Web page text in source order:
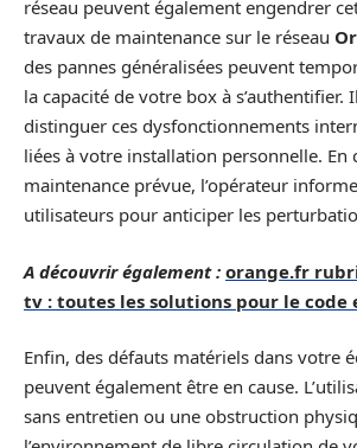
réseau peuvent également engendrer
travaux de maintenance sur le réseau
des pannes généralisées peuvent
la capacité de votre box à s’authentifier.
distinguer ces dysfonctionnements
liées à votre installation personnelle. En
maintenance prévue, l’opérateur
utilisateurs pour anticiper les
A découvrir également : orange.fr
tv : toutes les solutions pour le code
Enfin, des défauts matériels dans votre
peuvent également être en cause.
sans entretien ou une obstruction